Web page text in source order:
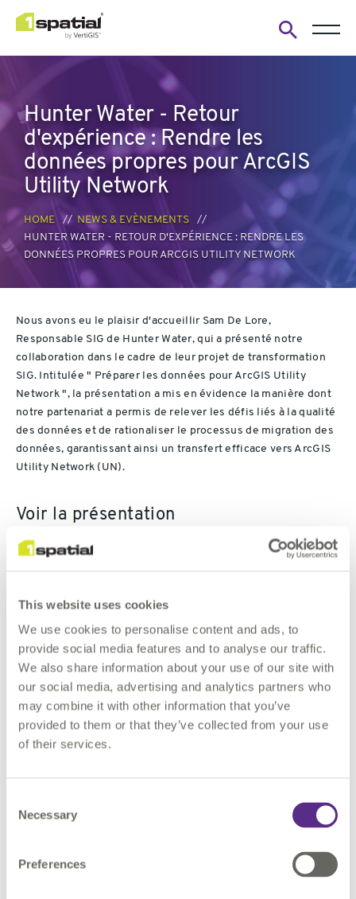
This website uses cookies
We use cookies to personalise content and ads, to
provide social media features and to analyse our traffic.
We also share information about your use of our site with
our social media, advertising and analytics partners who
may combine it with other information that you’ve
provided to them or that they’ve collected from your use
of their services.
Selection
Necessary
Preferences
Hunter Water - Retour
d'expérience : Rendre les
données propres pour ArcGIS
Utility Network
HOME
NEWS & EVÈNEMENTS
HUNTER WATER - RETOUR D'EXPÉRIENCE : RENDRE LES
DONNÉES PROPRES POUR ARCGIS UTILITY NETWORK
Nous avons eu le plaisir d'accueillir Sam De Lore,
Responsable SIG de Hunter Water, qui a présenté notre
collaboration dans le cadre de leur projet de transformation
SIG. Intitulée " Préparer les données pour ArcGIS Utility
Network ", la présentation a mis en évidence la manière dont
notre partenariat a permis de relever les défis liés à la qualité
des données et de rationaliser le processus de migration des
données, garantissant ainsi un transfert efficace vers ArcGIS
Utility Network (UN).
Voir la présentation
Pleaseaccept marketing cookiesto watch
this video.
Notre approche de la
migration